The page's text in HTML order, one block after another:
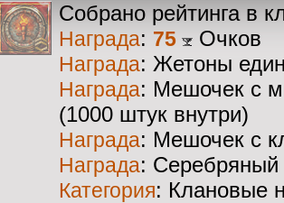
Собрано рейтинга в
Награда: 75 Очков
Награда: Жетоны
Награда: Мешочек с
(1000 штук внутри)
Награда: Мешочек с
Награда: Серебряный
Категория: Клановые